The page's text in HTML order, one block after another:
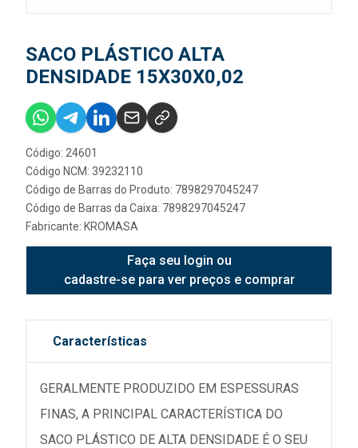
SACO PLÁSTICO ALTA
DENSIDADE 15X30X0,02
Código: 24601
Código NCM: 39232110
Código de Barras do Produto: 7898297045247
Código de Barras da Caixa: 7898297045247
Fabricante: KROMASA
Faça seu login ou
cadastre-se para ver preços e comprar
Características
GERALMENTE PRODUZIDO EM ESPESSURAS
FINAS, A PRINCIPAL CARACTERÍSTICA DO
SACO PLÁSTICO DE ALTA DENSIDADE É O SEU